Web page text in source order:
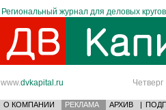
Региональный журнал для деловых
www.dvkapital.ru Четверг
О КОМПАНИИ РЕКЛАМА АРХИВ |